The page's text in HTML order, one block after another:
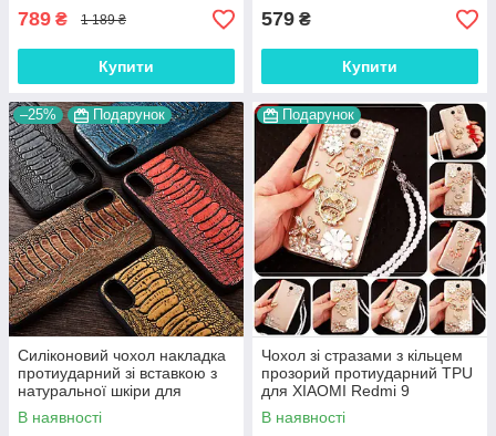
789 ₴ 1 189 ₴
Купити
579 ₴
Купити
–25% Подарунок
Силіконовий чохол накладка
протиударний зі вставкою з
натуральної шкіри для
XIAOMI Redmi 9 "GENUINE"
В наявності
Подарунок
Чохол зі стразами з кільцем
прозорий протиударний TPU
для XIAOMI Redmi 9
"ROYALER"
В наявності